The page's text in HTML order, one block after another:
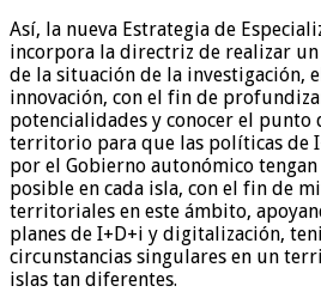
Así, la nueva Estrategia de
incorpora la directriz de realizar
de la situación de la investigación,
innovación, con el fin de
potencialidades y conocer el punto
territorio para que las políticas de
por el Gobierno autonómico
posible en cada isla, con el fin de
territoriales en este ámbito,
planes de I+D+i y digitalización,
circunstancias singulares en un
islas tan diferentes.